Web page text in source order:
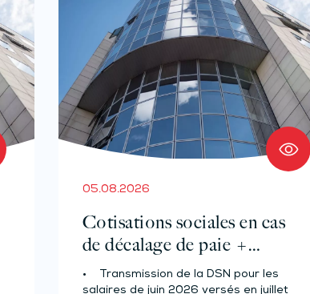
05.08.2026
Cotisations sociales en cas
de décalage de paie +
Prélèvement à la source des
salariés et assimilés (effectif
• Transmission de la DSN pour les
salaires de juin 2026 versés en juillet